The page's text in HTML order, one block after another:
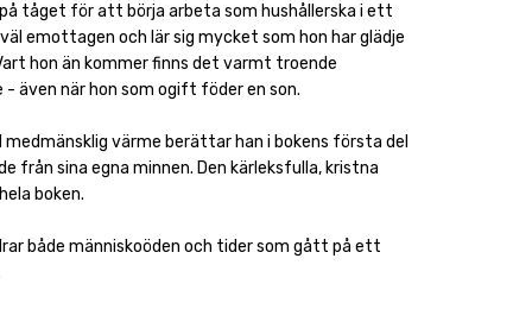
tåget för att börja arbeta som hushållerska i ett
emottagen och lär sig mycket som hon har glädje
hon än kommer finns det varmt troende
även när hon som ogift föder en son.
värme berättar han i bokens första del
från sina egna minnen. Den kärleksfulla, kristna
boken.
både människoöden och tider som gått på ett